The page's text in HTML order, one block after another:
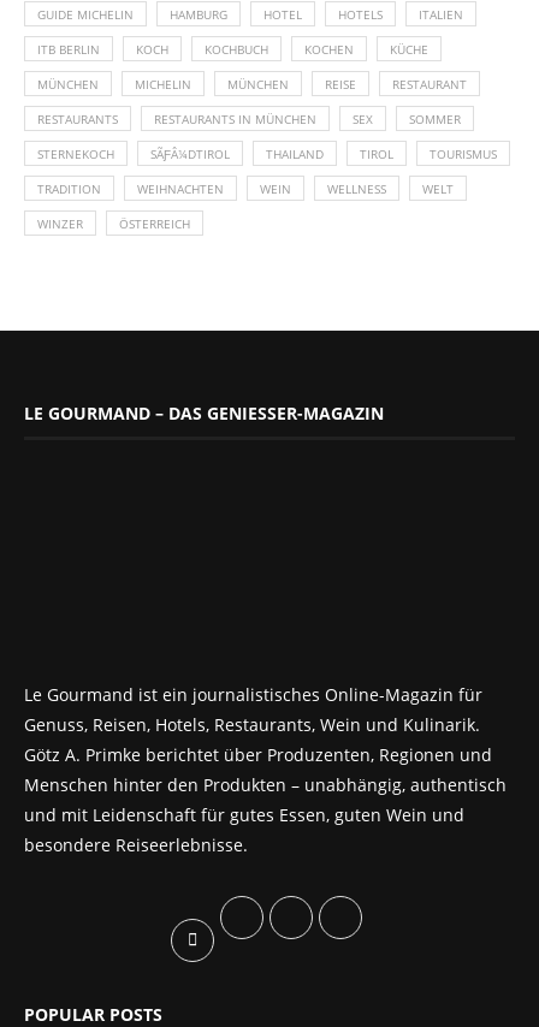
GUIDE MICHELIN HAMBURG HOTEL HOTELS ITALIEN
ITB BERLIN KOCH KOCHBUCH KOCHEN KÜCHE
MÜNCHEN MICHELIN MÜNCHEN REISE RESTAURANT
RESTAURANTS RESTAURANTS IN MÜNCHEN SEX SOMMER
STERNEKOCH SÃƑÂ¼DTIROL THAILAND TIROL TOURISMUS
TRADITION WEIHNACHTEN WEIN WELLNESS WELT
WINZER ÖSTERREICH
LE GOURMAND – DAS GENIESSER-MAGAZIN
Le Gourmand ist ein journalistisches Online-Magazin für
Genuss, Reisen, Hotels, Restaurants, Wein und Kulinarik.
Götz A. Primke berichtet über Produzenten, Regionen und
Menschen hinter den Produkten – unabhängig, authentisch
und mit Leidenschaft für gutes Essen, guten Wein und
besondere Reiseerlebnisse.
POPULAR POSTS